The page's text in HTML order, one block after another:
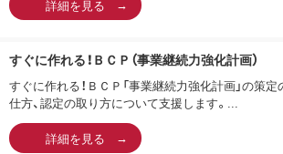
詳細を見る
すぐに作れる！ＢＣＰ（事業継続力強化計画）
すぐに作れる！ＢＣＰ「事業継続力強化計画」の策定
仕方、認定の取り方について支援します。...
詳細を見る